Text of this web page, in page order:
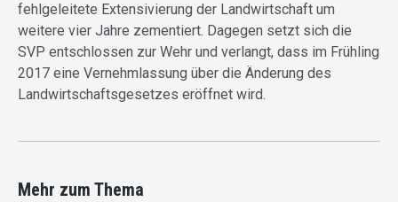
fehlgeleitete Extensivierung der Landwirtschaft um
weitere vier Jahre zementiert. Dagegen setzt sich die
SVP entschlossen zur Wehr und verlangt, dass im Frühling
2017 eine Vernehmlassung über die Änderung des
Landwirtschaftsgesetzes eröffnet wird.
Mehr zum Thema